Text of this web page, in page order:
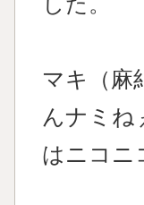
マキ（麻
んナミね
はニコ